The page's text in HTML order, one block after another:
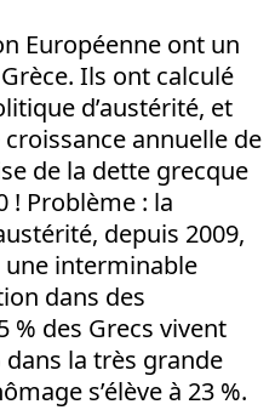
Européenne ont un
Ils ont calculé
d’austérité, et
croissance annuelle de
de la dette grecque
! Problème : la
depuis 2009,
une interminable
dans des
% des Grecs vivent
dans la très grande
s’élève à 23 %.